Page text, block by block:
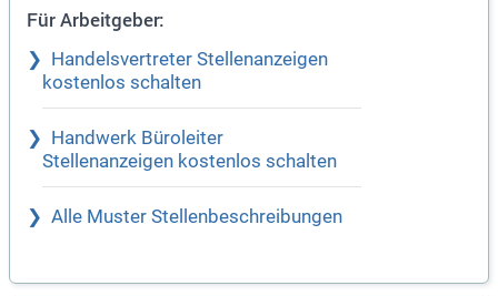
Für Arbeitgeber:
Handelsvertreter Stellenanzeigen
kostenlos schalten
Handwerk Büroleiter
Stellenanzeigen kostenlos schalten
Alle Muster Stellenbeschreibungen